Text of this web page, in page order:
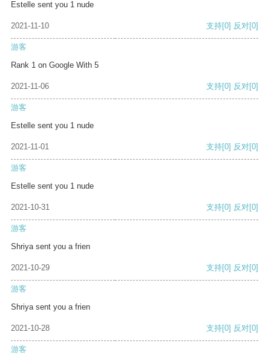
Estelle sent you 1 nude
2021-11-10 支持[0] 反对[0]
游客
Rank 1 on Google With 5
2021-11-06 支持[0] 反对[0]
游客
Estelle sent you 1 nude
2021-11-01 支持[0] 反对[0]
游客
Estelle sent you 1 nude
2021-10-31 支持[0] 反对[0]
游客
Shriya sent you a frien
2021-10-29 支持[0] 反对[0]
游客
Shriya sent you a frien
2021-10-28 支持[0] 反对[0]
游客